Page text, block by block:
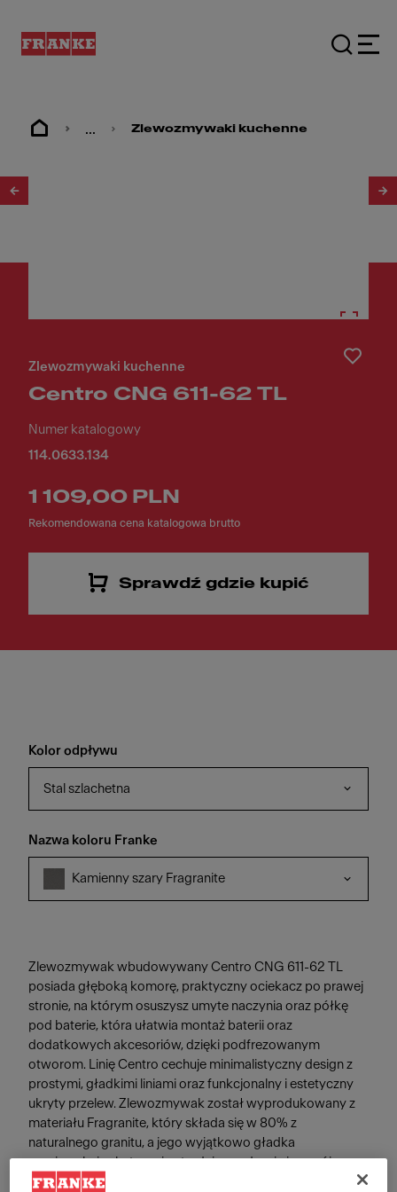
... Zlewozmywaki kuchenne
Zlewozmywaki kuchenne
Centro CNG 611-62 TL
Numer katalogowy
114.0633.134
1 109,00 PLN
Rekomendowana cena katalogowa brutto
Sprawdź gdzie kupić
Kolor odpływu
Stal szlachetna
Nazwa koloru Franke
Kamienny szary Fragranite
Zlewozmywak wbudowywany Centro CNG 611-62 TL
posiada głęboką komorę, praktyczny ociekacz po prawej
stronie, na którym osuszysz umyte naczynia oraz półkę
pod baterie, która ułatwia montaż baterii oraz
dodatkowych akcesoriów, dzięki podfrezowanym
otworom. Linię Centro cechuje minimalistyczny design z
prostymi, gładkimi liniami oraz funkcjonalny i estetyczny
ukryty przelew. Zlewozmywak został wyprodukowany z
materiału Fragranite, który składa się w 80% z
naturalnego granitu, a jego wyjątkowo gładka
powierzchnia skutecznie utrudnia osadzanie i rozwój
bakterii. Co więcej, jest on odporny na zarysowania,